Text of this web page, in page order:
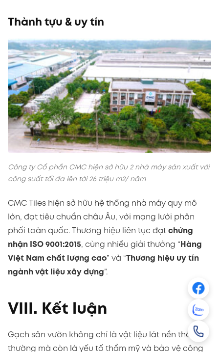
Công ty Cổ phần CMC hiện sở hữu 2 nhà máy sản xuất với
công suất tối đa lên tới 26 triệu m2/ năm
lớn, đạt tiêu chuẩn châu Âu, với mạng lưới phân
phối toàn quốc. Thương hiệu liên tục đạtchứng
nhận ISO 9001:2015, cùng nhiều giải thưởng “Hàng
Việt Nam chất lượng cao ” và “Thương hiệu uy tín
ngành vật liệu xây dựng”.
Gạch sân vườn không chỉ là vật liệu lát nền thông
thường mà còn là yếu tố thẩm mỹ và bảo vệ công
trình trước tác động của thời tiết. Việc lựa chọn